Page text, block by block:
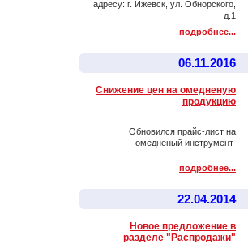
адресу: г. Ижевск, ул. Обнорского,
д.1
подробнее...
06.11.2016
Снижение цен на омедненую
продукцию
Обновился прайс-лист на
омедненый инструмент
подробнее...
22.04.2014
Новое предложение в
разделе "Распродажи"